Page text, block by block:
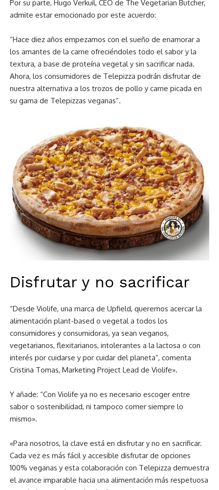
Por su parte, Hugo Verkuil, CEO de The Vegetarian Butcher,
admite estar emocionado por este acuerdo:
“Hace diez años empezamos con el sueño de enamorar a
los amantes de la carne ofreciéndoles todo el sabor y la
textura, a base de proteína vegetal y sin sacrificar nada.
Ahora, los consumidores de Telepizza podrán disfrutar de
nuestra alternativa a los trozos de pollo y carne picada en
su gama de Telepizzas veganas”.
Disfrutar y no sacrificar
“Desde Violife, una marca de Upfield, queremos acercar la
alimentación plant-based o vegetal a todos los
consumidores y consumidoras, ya sean veganos,
vegetarianos, flexitarianos, intolerantes a la lactosa o con
interés por cuidarse y por cuidar del planeta”, comenta
Cristina Tomas, Marketing Project Lead de Violife».
Y añade: “Con Violife ya no es necesario escoger entre
sabor o sostenibilidad, ni tampoco comer siempre lo
mismo».
«Para nosotros, la clave está en disfrutar y no en sacrificar.
Cada vez es más fácil y accesible disfrutar de opciones
100% veganas y esta colaboración con Telepizza demuestra
el avance imparable hacia una alimentación más respetuosa